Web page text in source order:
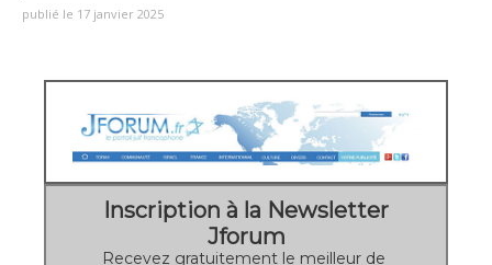
publié le 17 janvier 2025
Inscription à la Newsletter
Jforum
Recevez gratuitement le meilleur de